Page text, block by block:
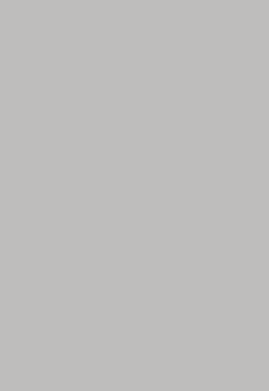
due shot di espresso, ai
montato per
e vellutata, priva di bolle
deve ricoprire la superficie
conferendo al Flat
senza eccessiva
è importante farlo
bene i sapori
una
preparato, per apprezzare